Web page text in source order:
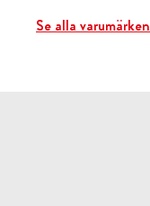
Se alla varumärken